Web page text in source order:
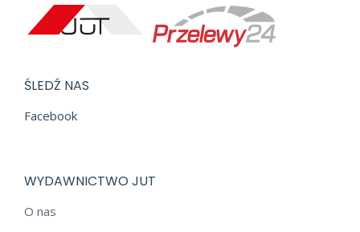
ŚLEDŹ NAS
Facebook
WYDAWNICTWO JUT
O nas